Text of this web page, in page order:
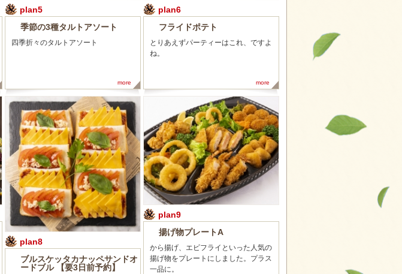
plan5
季節の3種タルトアソート
四季折々のタルトアソート
more
plan6
フライドポテト
とりあえずパーティーはこれ、ですよ
ね。
more
plan8
ブルスケッタカナッペサンドオ
ードブル 【要3日前予約】
plan9
揚げ物プレートA
から揚げ、エビフライといった人気の
揚げ物をプレートにしました。プラス
一品に。